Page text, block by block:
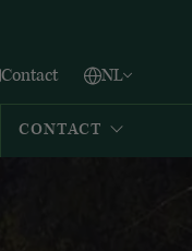
Contact NL
Español
CONTACT